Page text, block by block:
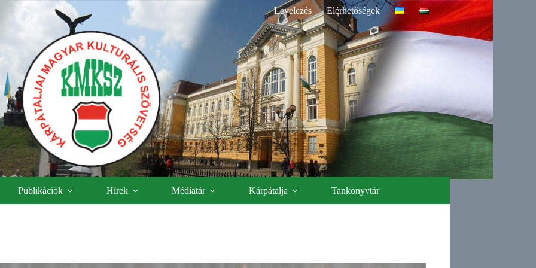
Levelezés Elérhetőségek
Publikációk Hírek Médiatár Kárpátalja Tankönyvtár